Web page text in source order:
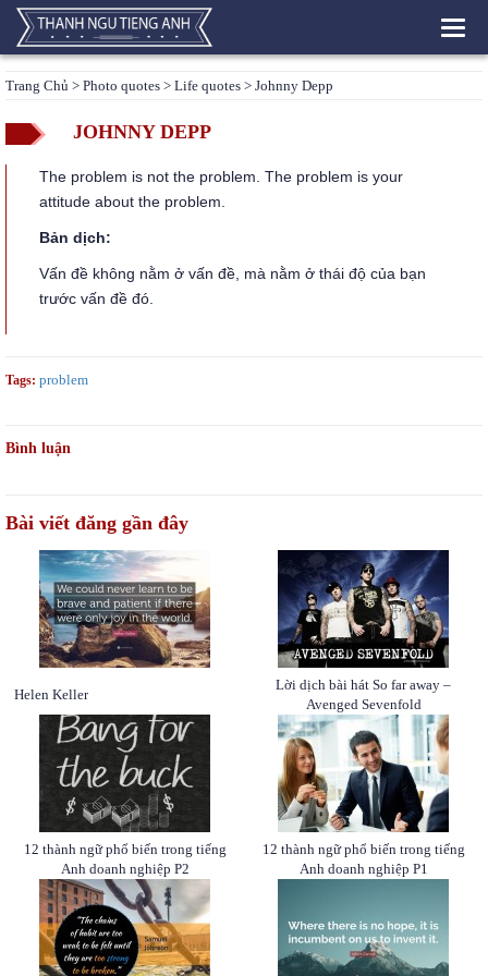
Trang Chủ > Photo quotes > Life quotes > Johnny Depp
JOHNNY DEPP
The problem is not the problem. The problem is your
attitude about the problem.
Bản dịch:
Vấn đề không nằm ở vấn đề, mà nằm ở thái độ của bạn
trước vấn đề đó.
Tags: problem
Bình luận
Bài viết đăng gần đây
Helen Keller
Lời dịch bài hát So far away –
Avenged Sevenfold
12 thành ngữ phổ biến trong tiếng
Anh doanh nghiệp P2
12 thành ngữ phổ biến trong tiếng
Anh doanh nghiệp P1